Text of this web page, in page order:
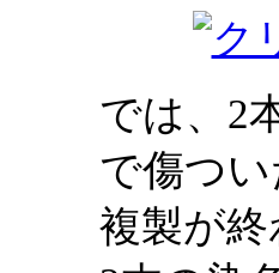
では、2
で傷つ
複製が